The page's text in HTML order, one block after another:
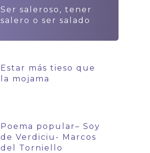
Ser saleroso, tener
salero o ser salado
Estar más tieso que
la mojama
Poema popular– Soy
de Verdiciu- Marcos
del Torniello